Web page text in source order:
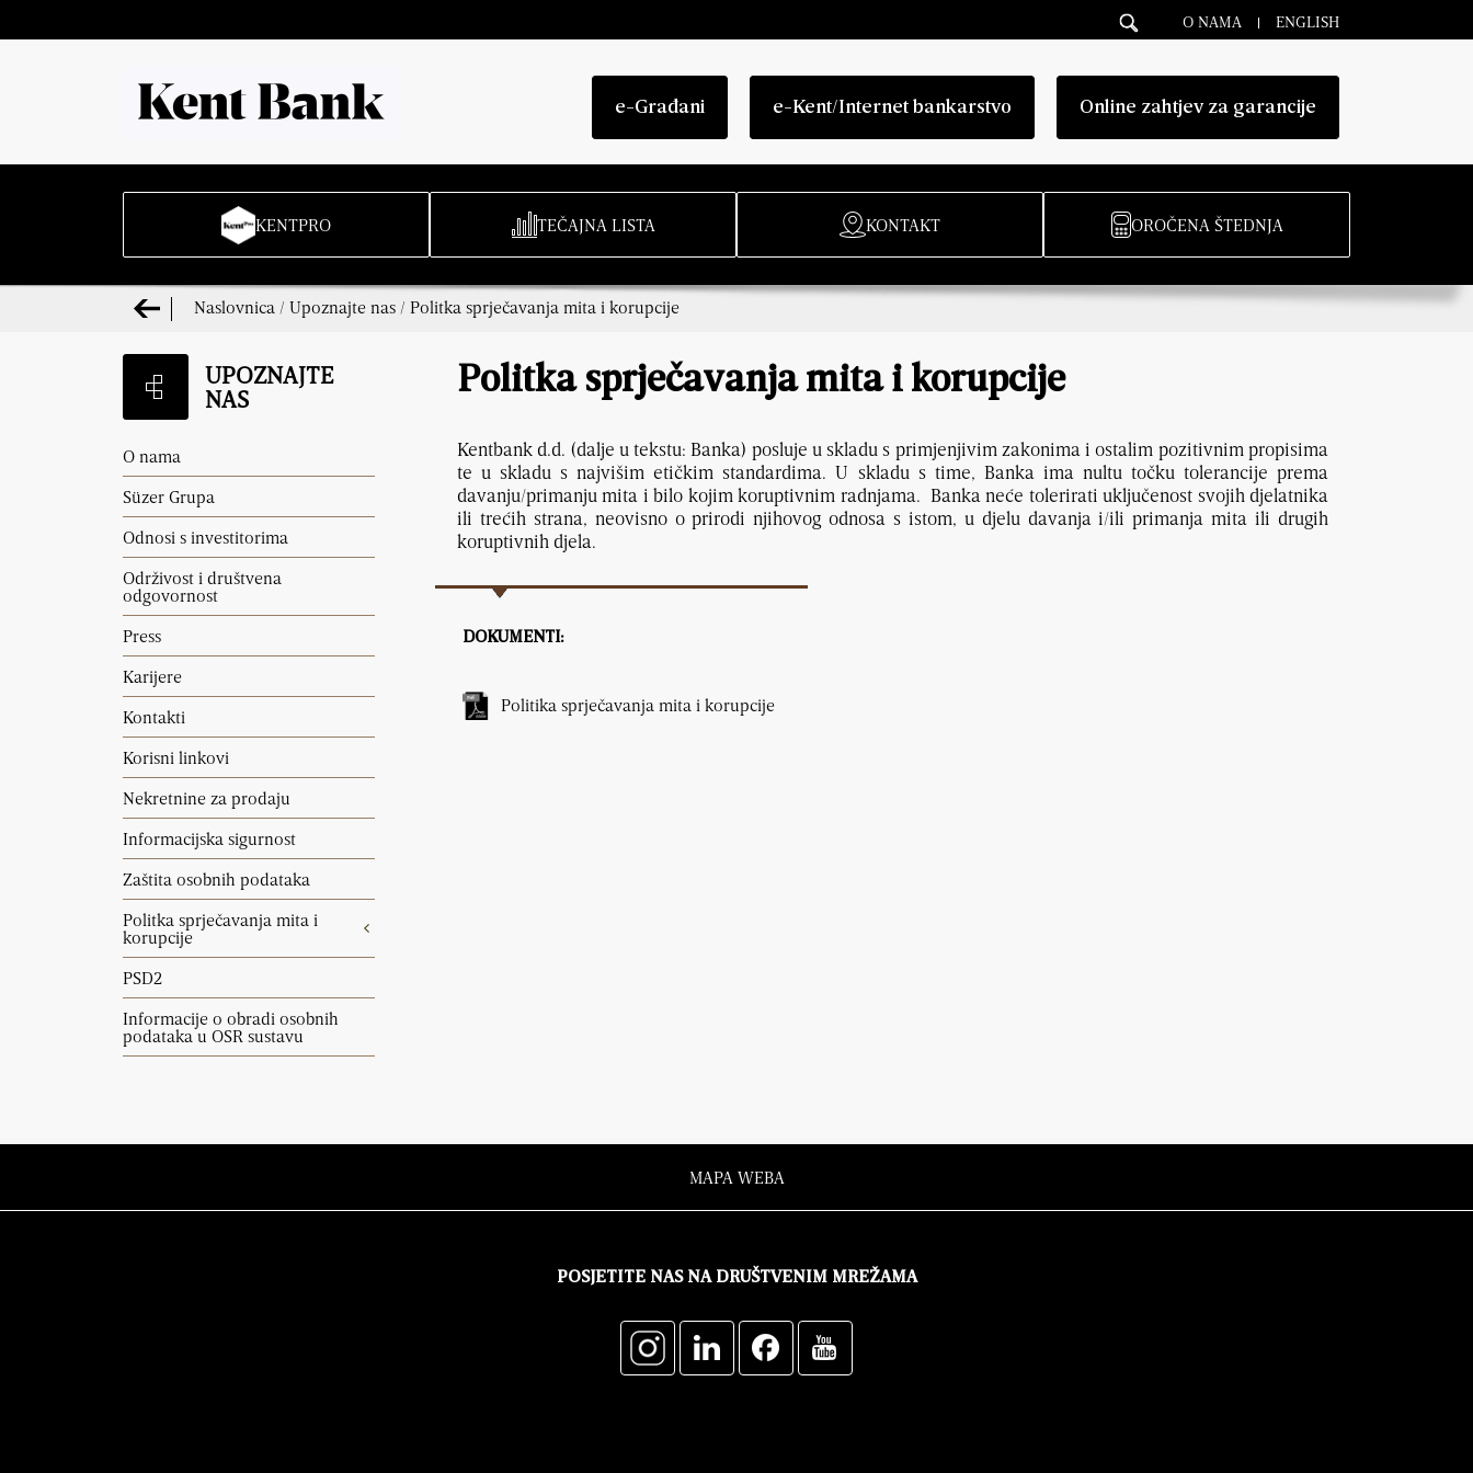
O NAMA ENGLISH
e-Građani e-Kent/Internet bankarstvo Online zahtjev za garancije
KENTPRO TEČAJNA LISTA KONTAKT OROČENA ŠTEDNJA
Naslovnica / Upoznajte nas / Politka sprječavanja mita i korupcije
UPOZNAJTE
NAS
O nama
Süzer Grupa
Odnosi s investitorima
Održivost i društvena
odgovornost
Press
Karijere
Kontakti
Korisni linkovi
Nekretnine za prodaju
Informacijska sigurnost
Zaštita osobnih podataka
Politka sprječavanja mita i
korupcije
PSD2
Informacije o obradi osobnih
podataka u OSR sustavu
Politka sprječavanja mita i korupcije
Kentbank d.d. (dalje u tekstu: Banka) posluje u skladu s primjenjivim zakonima i ostalim pozitivnim propisima
te u skladu s najvišim etičkim standardima. U skladu s time, Banka ima nultu točku tolerancije prema
davanju/primanju mita i bilo kojim koruptivnim radnjama. Banka neće tolerirati uključenost svojih djelatnika
ili trećih strana, neovisno o prirodi njihovog odnosa s istom, u djelu davanja i/ili primanja mita ili drugih
koruptivnih djela.
DOKUMENTI:
Politika sprječavanja mita i korupcije
MAPA WEBA
POSJETITE NAS NA DRUŠTVENIM MREŽAMA